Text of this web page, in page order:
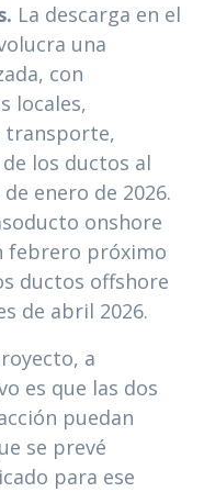
La descarga en el
una
con
locales,
transporte,
los ductos al
enero de 2026.
onshore
febrero próximo
ductos offshore
de abril 2026.
a
es que las dos
puedan
se prevé
para ese